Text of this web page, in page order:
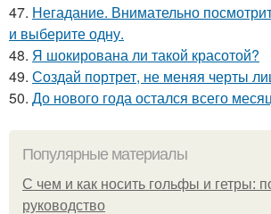
47. Негадание. Внимательно
и выберите одну.
48. Я шокирована ли такой красотой?
49. Создай портрет, не меняя черты
50. До нового года остался всего
Популярные материалы
С чем и как носить гольфы и гетры:
руководство